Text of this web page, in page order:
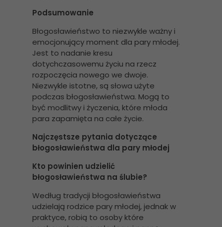
Podsumowanie
Błogosławieństwo to niezwykle ważny i
emocjonujący moment dla pary młodej.
Jest to nadanie kresu
dotychczasowemu życiu na rzecz
rozpoczęcia nowego we dwoje.
Niezwykle istotne, są słowa użyte
podczas błogosławieństwa. Mogą to
być modlitwy i życzenia, które młoda
para zapamięta na całe życie.
Najczęstsze pytania dotyczące
błogosławieństwa dla pary młodej
Kto powinien udzielić
błogosławieństwa na ślubie?
Według tradycji błogosławieństwa
udzielają rodzice pary młodej, jednak w
praktyce, robią to osoby które